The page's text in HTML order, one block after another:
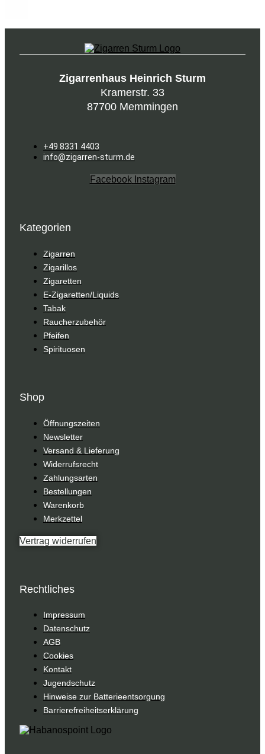
Zigarrenhaus Heinrich Sturm
Kramerstr. 33
87700 Memmingen
+49 8331 4403
info@zigarren-sturm.de
Facebook Instagram
Kategorien
Zigarren
Zigarillos
Zigaretten
E-Zigaretten/Liquids
Tabak
Raucherzubehör
Pfeifen
Spirituosen
Shop
Öffnungszeiten
Newsletter
Versand & Lieferung
Widerrufsrecht
Zahlungsarten
Bestellungen
Warenkorb
Merkzettel
Vertrag widerrufen
Rechtliches
Impressum
Datenschutz
AGB
Cookies
Kontakt
Jugendschutz
Hinweise zur Batterieentsorgung
Barrierefreiheitserklärung